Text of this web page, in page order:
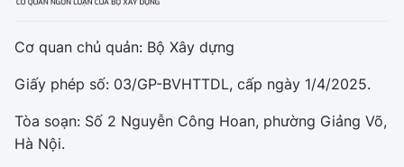
Cơ quan chủ quản: Bộ Xây dựng
Giấy phép số: 03/GP-BVHTTDL, cấp ngày 1/4/2025.
Tòa soạn: Số 2 Nguyễn Công Hoan, phường Giảng Võ,
Hà Nội.